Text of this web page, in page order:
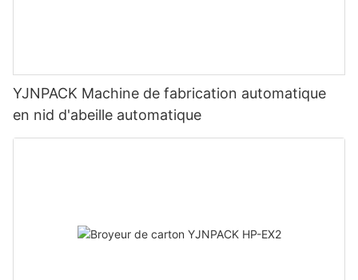
YJNPACK Machine de fabrication automatique
en nid d'abeille automatique